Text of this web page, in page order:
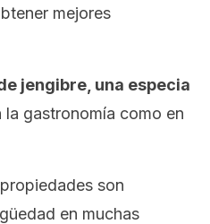
mejores
jengibre, una especia
la gastronomía como en
son
en muchas